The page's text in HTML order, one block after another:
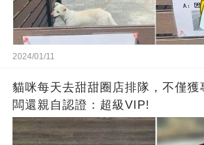
2024/01/11
貓咪每天去甜甜圈店排隊，不僅獲
闆還親自認證：超級VIP!